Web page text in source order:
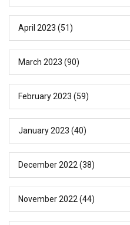
April 2023 (51)
March 2023 (90)
February 2023 (59)
January 2023 (40)
December 2022 (38)
November 2022 (44)